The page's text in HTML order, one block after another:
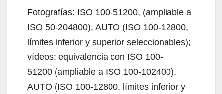
Fotografías: ISO 100-51200, (ampliable a
ISO 50-204800), AUTO (ISO 100-12800,
límites inferior y superior seleccionables);
vídeos: equivalencia con ISO 100-
51200 (ampliable a ISO 100-102400),
AUTO (ISO 100-12800, límites inferior y